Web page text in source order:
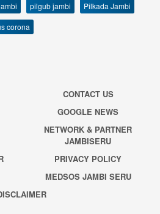
pilgub jambi
Pilkada Jambi
corona
CONTACT US
GOOGLE NEWS
NETWORK & PARTNER
JAMBISERU
PRIVACY POLICY
MEDSOS JAMBI SERU